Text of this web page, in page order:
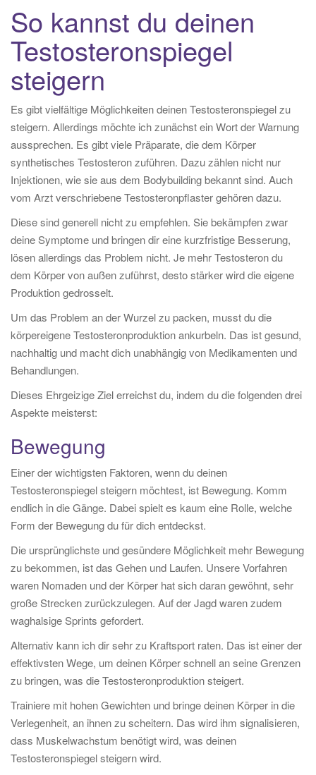
So kannst du deinen
Testosteronspiegel
steigern
Es gibt vielfältige Möglichkeiten deinen Testosteronspiegel zu
steigern. Allerdings möchte ich zunächst ein Wort der Warnung
aussprechen. Es gibt viele Präparate, die dem Körper
synthetisches Testosteron zuführen. Dazu zählen nicht nur
Injektionen, wie sie aus dem Bodybuilding bekannt sind. Auch
vom Arzt verschriebene Testosteronpflaster gehören dazu.
Diese sind generell nicht zu empfehlen. Sie bekämpfen zwar
deine Symptome und bringen dir eine kurzfristige Besserung,
lösen allerdings das Problem nicht. Je mehr Testosteron du
dem Körper von außen zuführst, desto stärker wird die eigene
Produktion gedrosselt.
Um das Problem an der Wurzel zu packen, musst du die
körpereigene Testosteronproduktion ankurbeln. Das ist gesund,
nachhaltig und macht dich unabhängig von Medikamenten und
Behandlungen.
Dieses Ehrgeizige Ziel erreichst du, indem du die folgenden drei
Aspekte meisterst:
Bewegung
Einer der wichtigsten Faktoren, wenn du deinen
Testosteronspiegel steigern möchtest, ist Bewegung. Komm
endlich in die Gänge. Dabei spielt es kaum eine Rolle, welche
Form der Bewegung du für dich entdeckst.
Die ursprünglichste und gesündere Möglichkeit mehr Bewegung
zu bekommen, ist das Gehen und Laufen. Unsere Vorfahren
waren Nomaden und der Körper hat sich daran gewöhnt, sehr
große Strecken zurückzulegen. Auf der Jagd waren zudem
waghalsige Sprints gefordert.
Alternativ kann ich dir sehr zu Kraftsport raten. Das ist einer der
effektivsten Wege, um deinen Körper schnell an seine Grenzen
zu bringen, was die Testosteronproduktion steigert.
Trainiere mit hohen Gewichten und bringe deinen Körper in die
Verlegenheit, an ihnen zu scheitern. Das wird ihm signalisieren,
dass Muskelwachstum benötigt wird, was deinen
Testosteronspiegel steigern wird.